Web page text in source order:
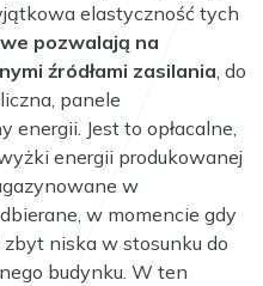
elastyczność tych
pozwalają na
źródłami zasilania, do
panele
Jest to opłacalne,
energii produkowanej
w
w momencie gdy
niska w stosunku do
budynku. W ten